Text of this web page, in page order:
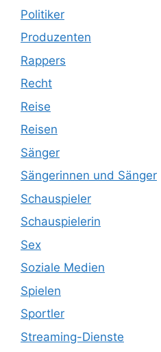
Politiker
Produzenten
Rappers
Recht
Reise
Reisen
Sänger
Sängerinnen und Sänger
Schauspieler
Schauspielerin
Sex
Soziale Medien
Spielen
Sportler
Streaming-Dienste